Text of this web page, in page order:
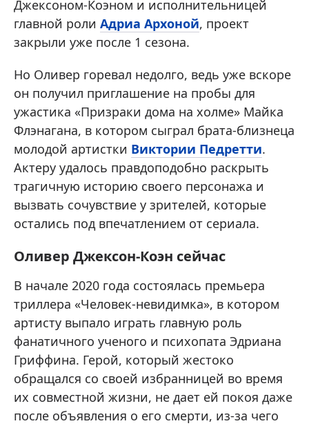
Джексоном-Коэном и исполнительницей
главной роли Адриа Архоной, проект
закрыли уже после 1 сезона.
Но Оливер горевал недолго, ведь уже вскоре
он получил приглашение на пробы для
ужастика «Призраки дома на холме» Майка
Флэнагана, в котором сыграл брата-близнеца
молодой артистки Виктории Педретти.
Актеру удалось правдоподобно раскрыть
трагичную историю своего персонажа и
вызвать сочувствие у зрителей, которые
остались под впечатлением от сериала.
Оливер Джексон-Коэн сейчас
В начале 2020 года состоялась премьера
триллера «Человек-невидимка», в котором
артисту выпало играть главную роль
фанатичного ученого и психопата Эдриана
Гриффина. Герой, который жестоко
обращался со своей избранницей во время
их совместной жизни, не дает ей покоя даже
после объявления о его смерти, из-за чего